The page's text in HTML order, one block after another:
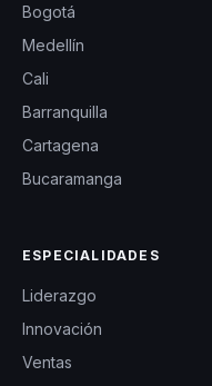
Bogotá
Medellín
Cali
Barranquilla
Cartagena
Bucaramanga
ESPECIALIDADES
Liderazgo
Innovación
Ventas